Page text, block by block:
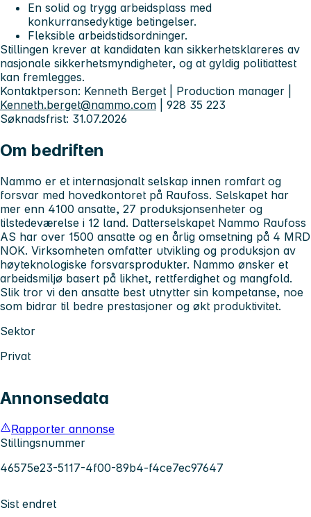
En solid og trygg arbeidsplass med
konkurransedyktige betingelser.
Fleksible arbeidstidsordninger.
Stillingen krever at kandidaten kan sikkerhetsklareres av
nasjonale sikkerhetsmyndigheter, og at gyldig politiattest
kan fremlegges.
Kontaktperson: Kenneth Berget | Production manager |
Kenneth.berget@nammo.com | 928 35 223
Søknadsfrist: 31.07.2026
Om bedriften
Nammo er et internasjonalt selskap innen romfart og
forsvar med hovedkontoret på Raufoss. Selskapet har
mer enn 4100 ansatte, 27 produksjonsenheter og
tilstedeværelse i 12 land. Datterselskapet Nammo Raufoss
AS har over 1500 ansatte og en årlig omsetning på 4 MRD
NOK. Virksomheten omfatter utvikling og produksjon av
høyteknologiske forsvarsprodukter. Nammo ønsker et
arbeidsmiljø basert på likhet, rettferdighet og mangfold.
Slik tror vi den ansatte best utnytter sin kompetanse, noe
som bidrar til bedre prestasjoner og økt produktivitet.
Sektor
Privat
Annonsedata
Rapporter annonse
Stillingsnummer
46575e23-5117-4f00-89b4-f4ce7ec97647
Sist endret